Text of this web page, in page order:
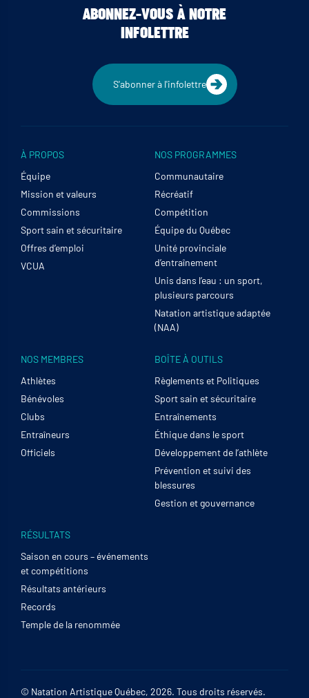
ABONNEZ-VOUS À NOTRE
INFOLETTRE
S'abonner à l'infolettre
À PROPOS
Équipe
Mission et valeurs
Commissions
Sport sain et sécuritaire
Offres d’emploi
VCUA
NOS PROGRAMMES
Communautaire
Récréatif
Compétition
Équipe du Québec
Unité provinciale
d’entraînement
Unis dans l’eau : un sport,
plusieurs parcours
Natation artistique adaptée
(NAA)
NOS MEMBRES
Athlètes
Bénévoles
Clubs
Entraîneurs
Officiels
BOÎTE À OUTILS
Règlements et Politiques
Sport sain et sécuritaire
Entraînements
Éthique dans le sport
Développement de l’athlète
Prévention et suivi des
blessures
Gestion et gouvernance
RÉSULTATS
Saison en cours – événements
et compétitions
Résultats antérieurs
Records
Temple de la renommée
© Natation Artistique Québec, 2026. Tous droits réservés.